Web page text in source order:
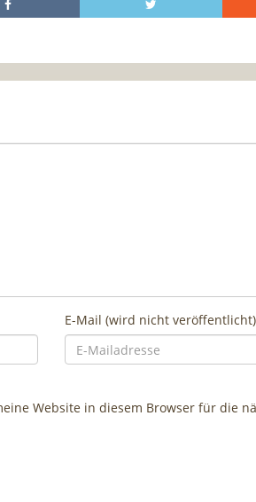
E-Mail (wird nicht veröffentlicht)
Website in diesem Browser für die